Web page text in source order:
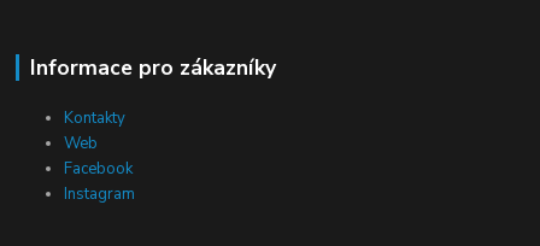
Informace pro zákazníky
Kontakty
Web
Facebook
Instagram